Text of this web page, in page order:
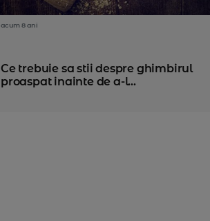
acum 8 ani
Ce trebuie sa stii despre ghimbirul
proaspat inainte de a-l...